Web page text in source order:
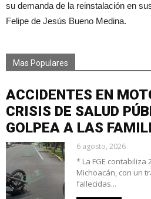
su demanda de la reinstalación en
Felipe de Jesús Bueno Medina.
Mas Populares
ACCIDENTES EN
CRISIS DE SALUD
GOLPEA A LAS
6 agosto, 2026
* La FGE contabiliza
Michoacán, con un
fallecidas...